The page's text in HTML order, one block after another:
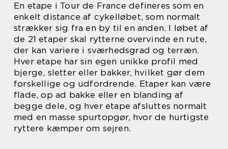
En etape i Tour de France defineres som en
enkelt distance af cykelløbet, som normalt
strækker sig fra en by til en anden. I løbet af
de 21 etaper skal rytterne overvinde en rute,
der kan variere i sværhedsgrad og terræn.
Hver etape har sin egen unikke profil med
bjerge, sletter eller bakker, hvilket gør dem
forskellige og udfordrende. Etaper kan være
flade, op ad bakke eller en blanding af
begge dele, og hver etape afsluttes normalt
med en masse spurtopgør, hvor de hurtigste
ryttere kæmper om sejren.